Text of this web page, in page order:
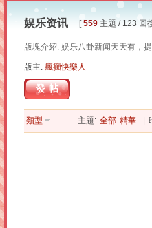
娱乐资讯 [559 主題 / 123 回
版塊介紹: 娱乐八卦新闻天天有，
版主: 瘋癲快樂人
發帖
類型 主題: 全部 精華